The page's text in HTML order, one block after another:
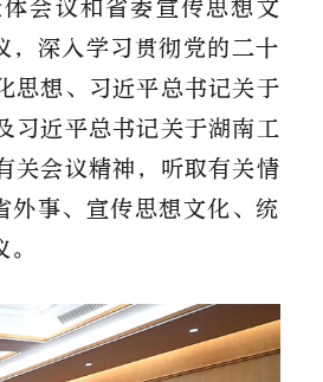
会议和省委宣传思想文
深入学习贯彻党的二十
思想、习近平总书记关于
习近平总书记关于湖南工
关会议精神，听取有关情
事、宣传思想文化、统